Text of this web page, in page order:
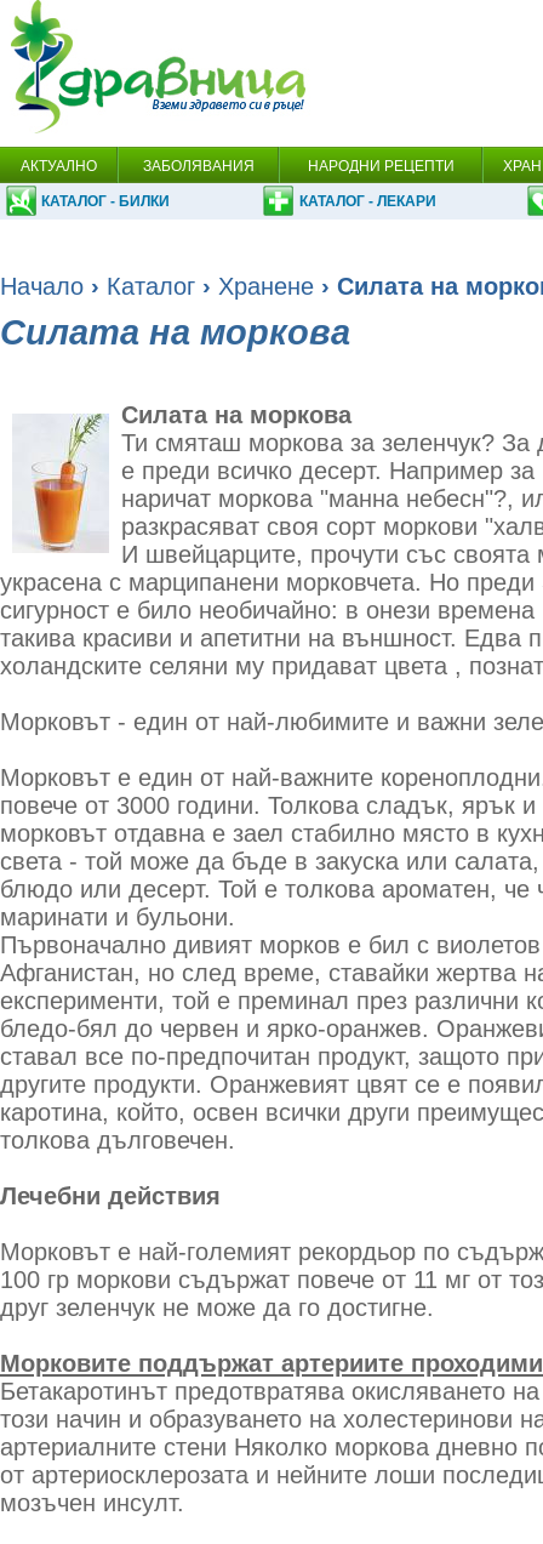
АКТУАЛНО ЗАБОЛЯВАНИЯ НАРОДНИ РЕЦЕПТИ
КАТАЛОГ - БИЛКИ КАТАЛОГ - ЛЕКАРИ
Начало › Каталог › Хранене › Силата на
Силата на моркова
Силата на моркова
Ти смяташ моркова за зеленчук? За
е преди всичко десерт. Например за
наричат моркова "манна небесн"?,
разкрасяват своя сорт моркови
И швейцарците, прочути със своята
украсена с марципанени морковчета. Но преди
сигурност е било необичайно: в онези
такива красиви и апетитни на външност. Едва
холандските селяни му придават цвета ,
Морковът - един от най-любимите и важни
Mорковът е един от най-важните
повече от 3000 години. Толкова сладък, ярък и
морковът отдавна е заел стабилно място в
света - той може да бъде в закуска или
блюдо или десерт. Той е толкова ароматен, че
маринати и бульони.
Първоначално дивият морков е бил с
Афганистан, но след време, ставайки жертва
експерименти, той е преминал през различни
бледо-бял до червен и ярко-оранжев.
ставал все по-предпочитан продукт, защото
другите продукти. Оранжевият цвят се е
каротина, който, освен всички други
толкова дълговечен.
Лечебни действия
Морковът е най-големият рекордьор по
100 гр моркови съдържат повече от 11 мг от
друг зеленчук не може да го достигне.
Морковите поддържат артериите проходими
Бетакаротинът предотвратява окисляването
този начин и образуването на холестеринови
артериалните стени Няколко моркова дневно
от артериосклерозата и нейните лоши
мозъчен инсулт.